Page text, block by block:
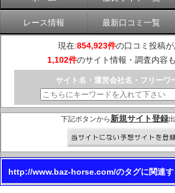
レース情報 最新口コミ一覧
現在:854,923件の口コミ投稿
1,102件のサイト情報・調査内容
サイト名・運営会社名・フリーワ
下記ボタンから 新規サイト登録
http://www.baz-horse.com/のタグに関連す